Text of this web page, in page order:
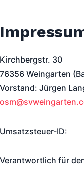
Kirchbergstr. 30
76356 Weingarten
Vorstand: Jürgen
Umsatzsteuer-ID:
Verantwortlich für